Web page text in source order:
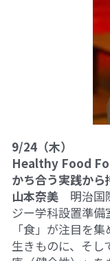
9/24（木）
Healthy Food For
かち合う実践か
山本奈美 明治国
ジー学科設置準備
「食」が注目を
生きものに、そ